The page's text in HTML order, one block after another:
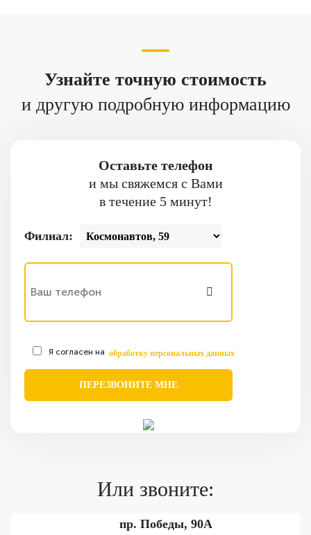
Узнайте точную стоимость
и другую подробную информацию
Оставьте телефон
и мы свяжемся с Вами
в течение 5 минут!
Филиал:
Я согласен на обработку персональных данных
Или звоните:
пр. Победы, 90А